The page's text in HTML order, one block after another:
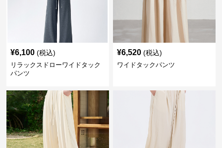
¥6,100 (税込)
リラックスドローワイドタック
パンツ
¥6,520 (税込)
ワイドタックパンツ